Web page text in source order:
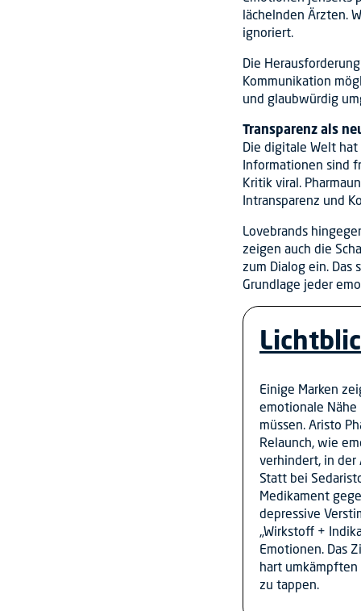
lächelnden Ärzten.
ignoriert.
Die
Kommunikation
und glaubwürdig
Transparenz als
Die digitale Welt
Informationen sind
Kritik viral.
Intransparenz und
Lovebrands
zeigen auch die
zum Dialog ein. Das
Grundlage jeder
Einige Marken
emotionale Nähe
müssen. Aristo
Relaunch, wie
verhindert, in der
Statt bei
Medikament
depressive
„Wirkstoff +
Emotionen. Das
hart umkämpften
zu tappen.